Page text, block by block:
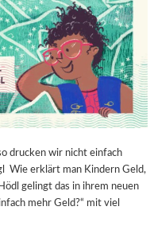
drucken wir nicht einfach
Wie erklärt man Kindern Geld,
gelingt das in ihrem neuen
mehr Geld?“ mit viel